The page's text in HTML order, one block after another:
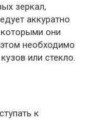
зеркал,
аккуратно
они
необходимо
или стекло.
к